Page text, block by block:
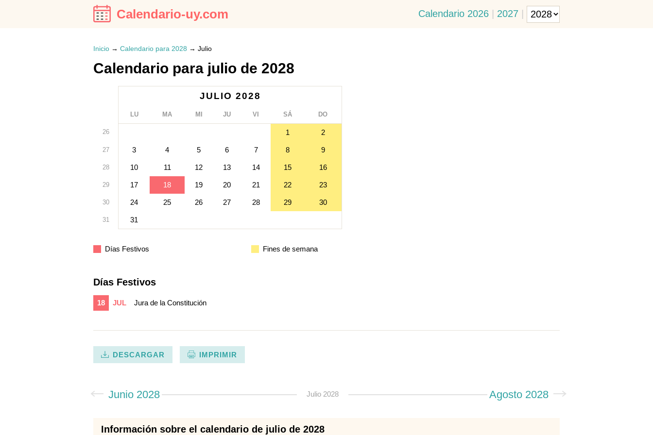
Calendario-uy.com Calendario 2026 | 2027 |
Inicio → Calendario para 2028 → Julio
Calendario para julio de 2028
JULIO 2028
LU MA MI JU VI SÁ DO
26 1 2
27 3 4 5 6 7 8 9
28 10 11 12 13 14 15 16
29 17 18 19 20 21 22 23
30 24 25 26 27 28 29 30
31 31
Días Festivos Fines de semana
Días Festivos
18 JUL Jura de la Constitución
DESCARGAR IMPRIMIR
Junio 2028 Julio 2028 Agosto 2028
Información sobre el calendario de julio de 2028